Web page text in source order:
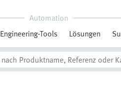
Automation
Engineering-Tools Lösungen